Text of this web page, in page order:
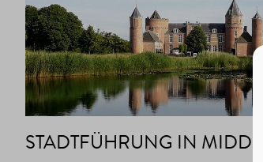
STADTFÜHRUNG IN